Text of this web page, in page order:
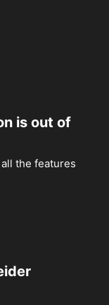
is out of
the features